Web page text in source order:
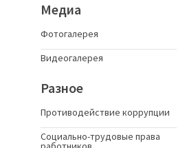
Медиа
Фотогалерея
Видеогалерея
Разное
Противодействие коррупции
Социально-трудовые права